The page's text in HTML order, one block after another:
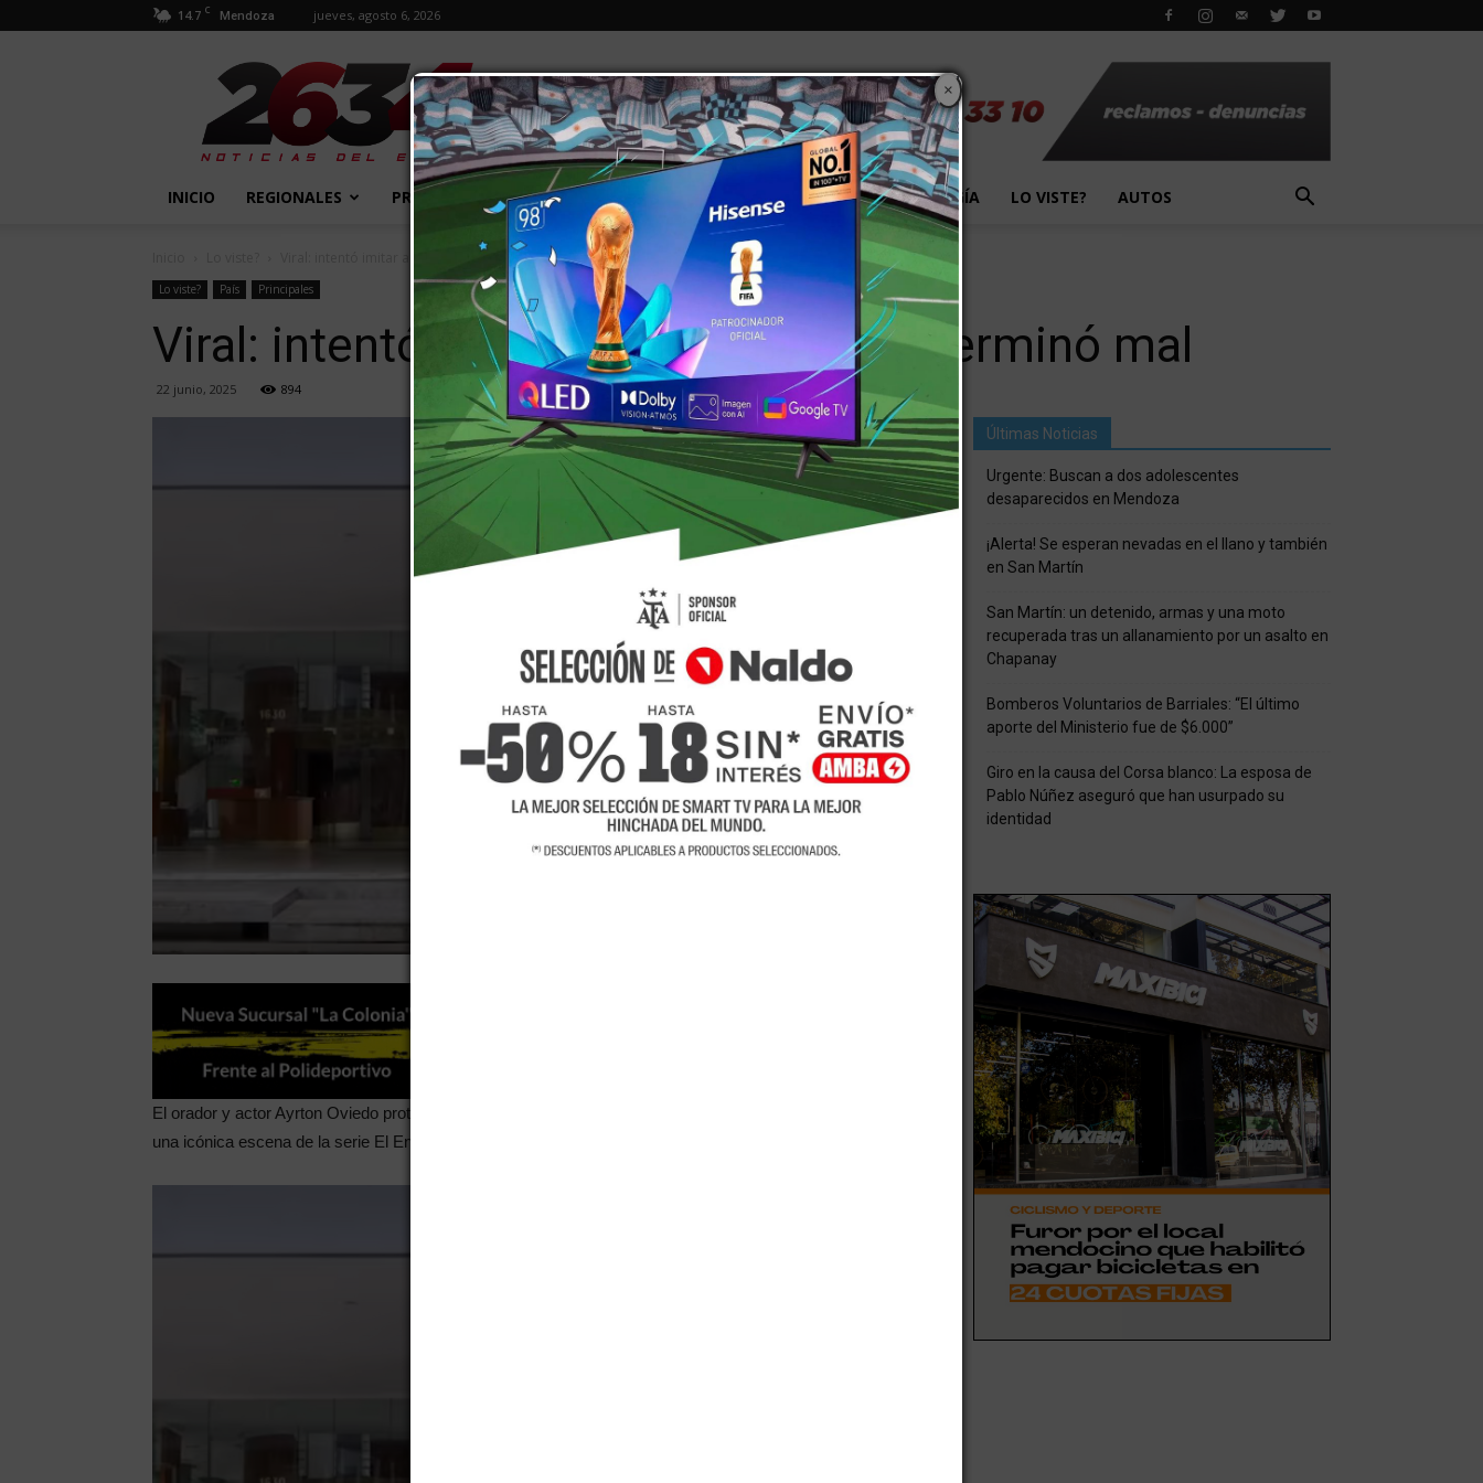
14.7 C Mendoza jueves, agosto 6, 2026
2634
Diario
INICIO REGIONALES PROVINCIALES EXTRA! PAÍS EVENTOS TECNOLOGÍA LO VISTE? AUTOS
Viral: intentó imitar al “Encargado” y terminó mal
Lo viste? País Principales
Viral: intentó imitar al “Encargado” y terminó mal
22 junio, 2025 894
El orador y actor Ayrton Oviedo protagonizó un divertido video en sus redes sociales donde busca imitar
una icónica escena de la serie El Encargado, pero todo termina un poco mal.
×
Últimas Noticias
Urgente: Buscan a dos adolescentes
desaparecidos en Mendoza
¡Alerta! Se esperan nevadas en el llano y también
en San Martín
San Martín: un detenido, armas y una moto
recuperada tras un allanamiento por un asalto en
Chapanay
Bomberos Voluntarios de Barriales: “El último
aporte del Ministerio fue de $6.000”
Giro en la causa del Corsa blanco: La esposa de
Pablo Núñez aseguró que han usurpado su
identidad